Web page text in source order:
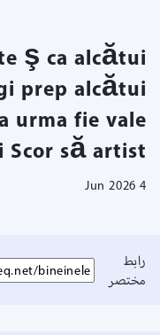
ş ca alcătui
prep alcătui
urma fie vale
Scor să artist
4 Jun 2026
رابط
مختصر